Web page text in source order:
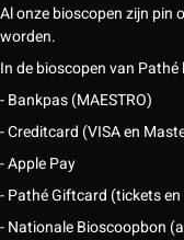
Al onze bioscopen zijn pin
worden.
In de bioscopen van
- Bankpas (MAESTRO)
- Creditcard (VISA en
- Apple Pay
- Pathé Giftcard (tickets
- Nationale Bioscoopbon